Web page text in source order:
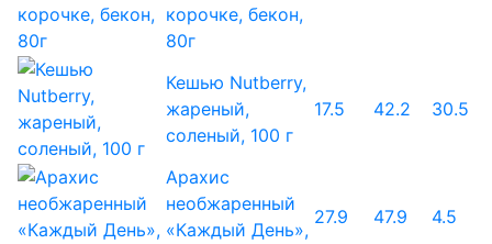
корочке, бекон,
80г
Кешью Nutberry,
жареный,
соленый, 100 г
17.5 42.2 30.5
Арахис
необжаренный
«Каждый День»,
27.9 47.9 4.5